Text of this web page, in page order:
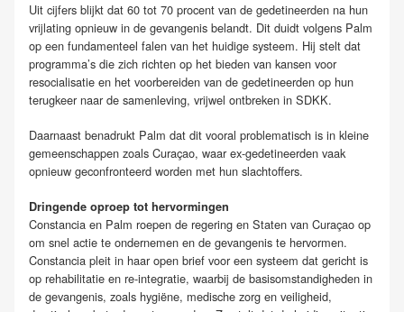
Uit cijfers blijkt dat 60 tot 70 procent van de gedetineerden na hun
vrijlating opnieuw in de gevangenis belandt. Dit duidt volgens Palm
op een fundamenteel falen van het huidige systeem. Hij stelt dat
programma’s die zich richten op het bieden van kansen voor
resocialisatie en het voorbereiden van de gedetineerden op hun
terugkeer naar de samenleving, vrijwel ontbreken in SDKK.
Daarnaast benadrukt Palm dat dit vooral problematisch is in kleine
gemeenschappen zoals Curaçao, waar ex-gedetineerden vaak
opnieuw geconfronteerd worden met hun slachtoffers.
Dringende oproep tot hervormingen
Constancia en Palm roepen de regering en Staten van Curaçao op
om snel actie te ondernemen en de gevangenis te hervormen.
Constancia pleit in haar open brief voor een systeem dat gericht is
op rehabilitatie en re-integratie, waarbij de basisomstandigheden in
de gevangenis, zoals hygiëne, medische zorg en veiligheid,